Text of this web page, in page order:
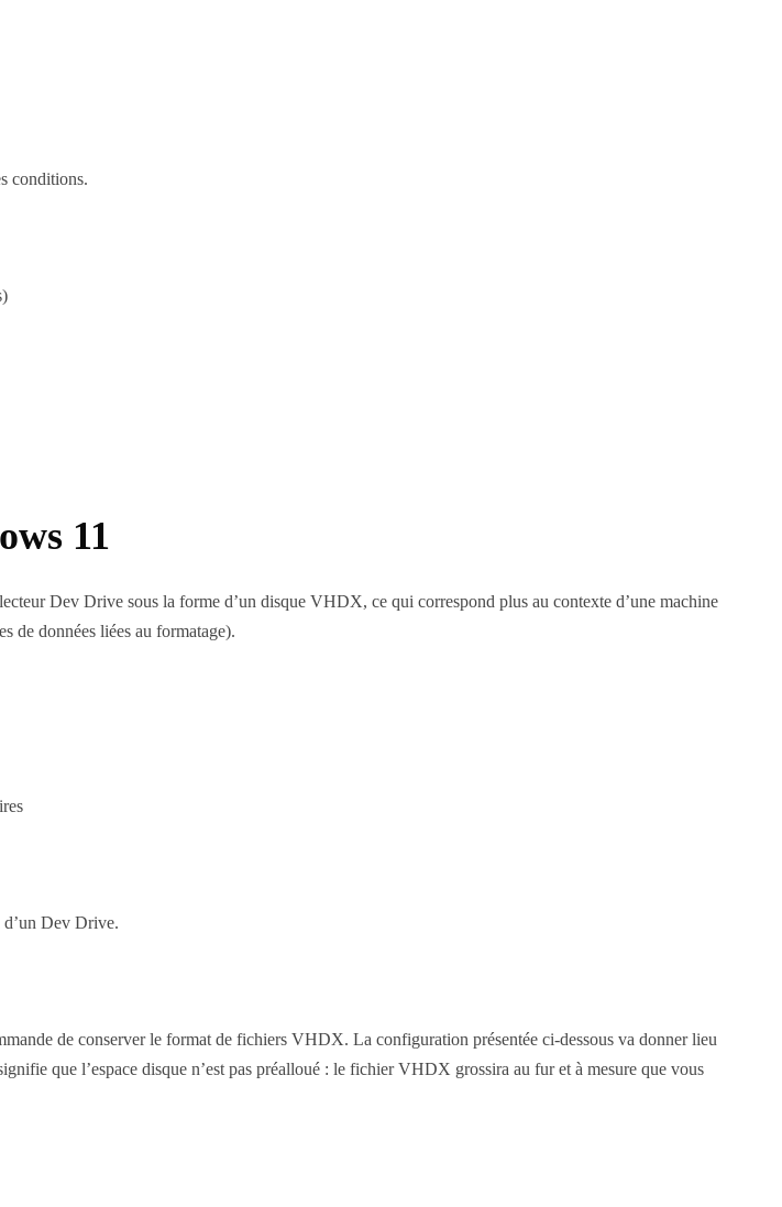
conditions.
11
Dev Drive sous la forme d’un disque VHDX, ce qui correspond plus au contexte d’une machine
de données liées au formatage).
d’un Dev Drive.
de conserver le format de fichiers VHDX. La configuration présentée ci-dessous va donner lieu
que l’espace disque n’est pas préalloué : le fichier VHDX grossira au fur et à mesure que vous